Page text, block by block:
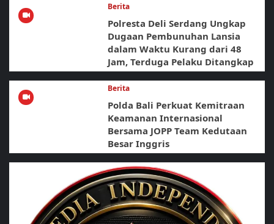
Berita
Polresta Deli Serdang Ungkap
Dugaan Pembunuhan Lansia
dalam Waktu Kurang dari 48
Jam, Terduga Pelaku Ditangkap
Berita
Polda Bali Perkuat Kemitraan
Keamanan Internasional
Bersama JOPP Team Kedutaan
Besar Inggris